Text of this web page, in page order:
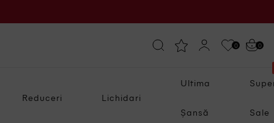
0 0
Reduceri Lichidari
Ultima
Șansă Sale